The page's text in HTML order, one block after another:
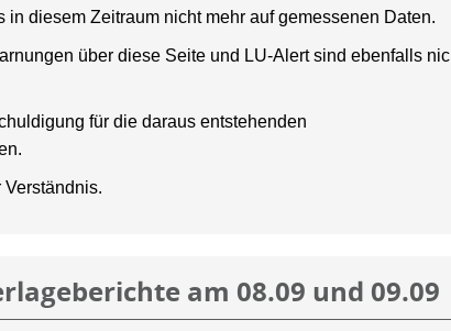
in diesem Zeitraum nicht mehr auf gemessenen Daten.
über diese Seite und LU-Alert sind ebenfalls
für die daraus entstehenden
am 08.09 und 09.09